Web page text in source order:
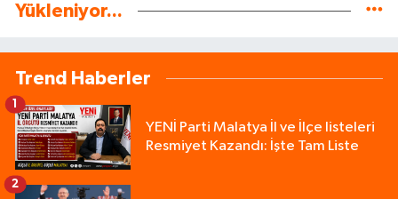
Yükleniyor...
Trend Haberler
YENİ Parti Malatya İl ve İlçe listeleri
Resmiyet Kazandı: İşte Tam Liste
1
2